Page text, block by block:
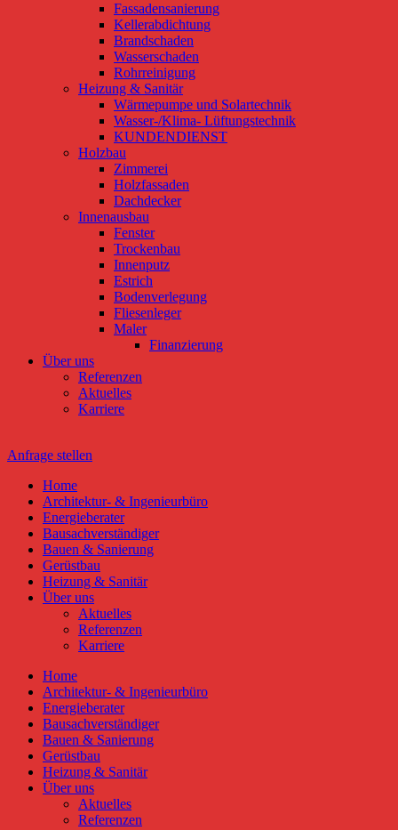
Fassadensanierung
Kellerabdichtung
Brandschaden
Wasserschaden
Rohrreinigung
Heizung & Sanitär
Wärmepumpe und Solartechnik
Wasser-/Klima- Lüftungstechnik
KUNDENDIENST
Holzbau
Zimmerei
Holzfassaden
Dachdecker
Innenausbau
Fenster
Trockenbau
Innenputz
Estrich
Bodenverlegung
Fliesenleger
Maler
Finanzierung
Über uns
Referenzen
Aktuelles
Karriere
Anfrage stellen
Home
Architektur- & Ingenieurbüro
Energieberater
Bausachverständiger
Bauen & Sanierung
Gerüstbau
Heizung & Sanitär
Über uns
Aktuelles
Referenzen
Karriere
Home
Architektur- & Ingenieurbüro
Energieberater
Bausachverständiger
Bauen & Sanierung
Gerüstbau
Heizung & Sanitär
Über uns
Aktuelles
Referenzen